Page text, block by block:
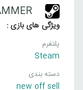
ویژگی های بازی :
پلتفرم
Steam
دسته بندی
new off sell